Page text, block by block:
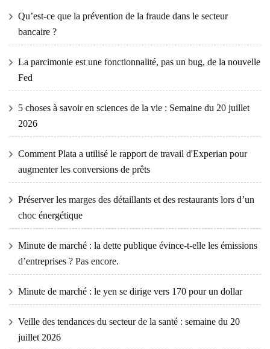
Qu’est-ce que la prévention de la fraude dans le secteur
bancaire ?
La parcimonie est une fonctionnalité, pas un bug, de la nouvelle
Fed
5 choses à savoir en sciences de la vie : Semaine du 20 juillet
2026
Comment Plata a utilisé le rapport de travail d'Experian pour
augmenter les conversions de prêts
Préserver les marges des détaillants et des restaurants lors d’un
choc énergétique
Minute de marché : la dette publique évince-t-elle les émissions
d’entreprises ? Pas encore.
Minute de marché : le yen se dirige vers 170 pour un dollar
Veille des tendances du secteur de la santé : semaine du 20
juillet 2026